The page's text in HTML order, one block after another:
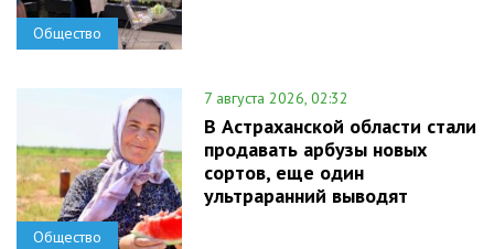
Общество
Общество
7 августа 2026, 02:32
В Астраханской области стали
продавать арбузы новых
сортов, еще один
ультраранний выводят